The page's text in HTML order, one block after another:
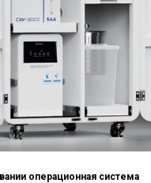
операционная система